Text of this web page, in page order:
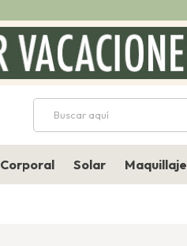
Corporal Solar Maquillaje